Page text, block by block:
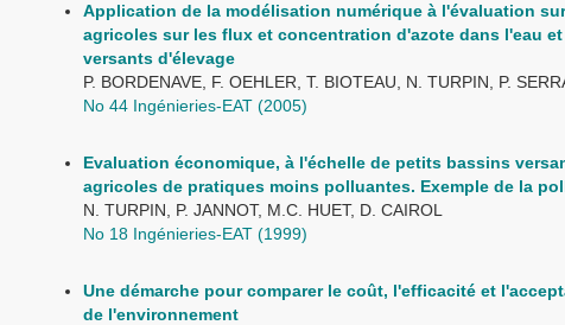
Application de la modélisation numérique à l'évaluation
agricoles sur les flux et concentration d'azote dans l'eau
versants d'élevage
P. BORDENAVE, F. OEHLER, T. BIOTEAU, N. TURPIN, P.
No 44 Ingénieries-EAT (2005)
Evaluation économique, à l'échelle de petits bassins
agricoles de pratiques moins polluantes. Exemple de la
N. TURPIN, P. JANNOT, M.C. HUET, D. CAIROL
No 18 Ingénieries-EAT (1999)
Une démarche pour comparer le coût, l'efficacité et
de l'environnement